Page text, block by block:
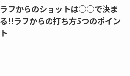
ラフからのショットは○○で決ま
る!!ラフからの打ち方5つのポイン
ト